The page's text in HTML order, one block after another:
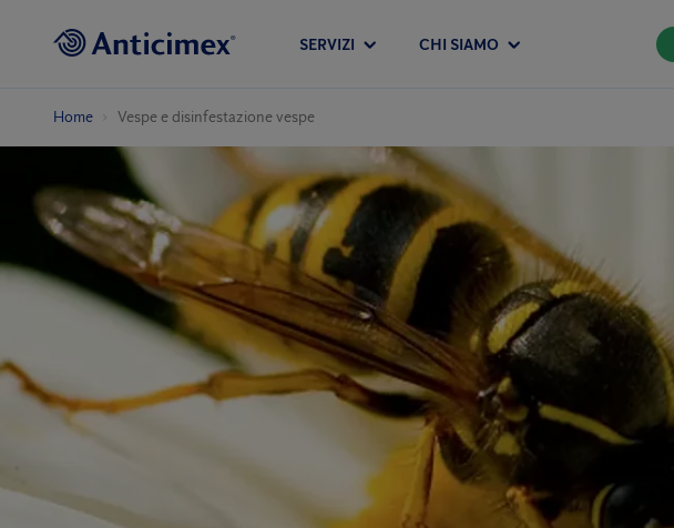
SERVIZI CHI SIAMO
Home Vespe e disinfestazione vespe